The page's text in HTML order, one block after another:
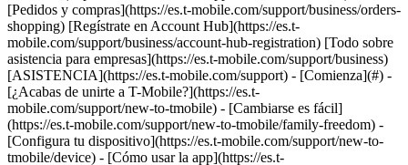
[Pedidos y compras](https://es.t-mobile.com/support/business/orders-
shopping) [Regístrate en Account Hub](https://es.t-
mobile.com/support/business/account-hub-registration) [Todo sobre
asistencia para empresas](https://es.t-mobile.com/support/business)
[ASISTENCIA](https://es.t-mobile.com/support) - [Comienza](#) -
[¿Acabas de unirte a T-Mobile?](https://es.t-
mobile.com/support/new-to-tmobile) - [Cambiarse es fácil]
(https://es.t-mobile.com/support/new-to-tmobile/family-freedom) -
[Configura tu dispositivo](https://es.t-mobile.com/support/new-to-
tmobile/device) - [Cómo usar la app](https://es.t-